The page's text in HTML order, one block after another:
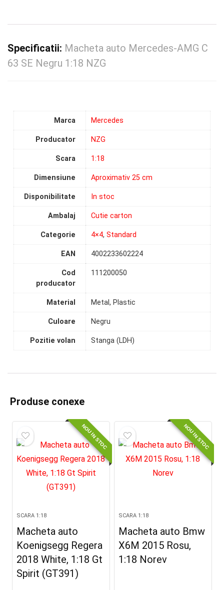
Specificatii: Macheta auto Mercedes-AMG C
63 SE Negru 1:18 NZG
Marca Mercedes
Producator NZG
Scara 1:18
Dimensiune Aproximativ 25 cm
Disponibilitate In stoc
Ambalaj Cutie carton
Categorie 4×4, Standard
EAN 4002233602224
Cod
producator
111200050
Material Metal, Plastic
Culoare Negru
Pozitie volan Stanga (LDH)
Produse conexe
NOU IN STOC
SCARA 1:18
Macheta auto
Koenigsegg Regera
2018 White, 1:18 Gt
Spirit (GT391)
NOU IN STOC
SCARA 1:18
Macheta auto Bmw
X6M 2015 Rosu,
1:18 Norev